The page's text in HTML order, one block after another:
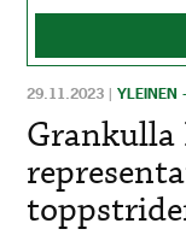
29.11.2023 |YLEINEN
Grankulla